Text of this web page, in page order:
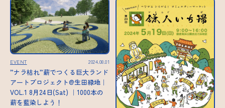
EVENT 2024.08.01
”ナラ枯れ”薪でつくる巨大ランド
アートプロジェクト@生田緑地｜
VOL.1 8月24日(Sat) ｜1000本の
薪を藍染しよう！